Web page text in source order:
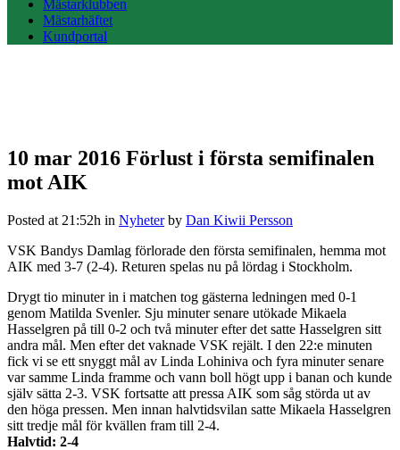
Mästarklubben
Mästarhäftet
Kundportal
10 mar 2016 Förlust i första semifinalen
mot AIK
Posted at 21:52h in Nyheter by Dan Kiwii Persson
VSK Bandys Damlag förlorade den första semifinalen, hemma mot
AIK med 3-7 (2-4). Returen spelas nu på lördag i Stockholm.
Drygt tio minuter in i matchen tog gästerna ledningen med 0-1
genom Matilda Svenler. Sju minuter senare utökade Mikaela
Hasselgren på till 0-2 och två minuter efter det satte Hasselgren sitt
andra mål. Men efter det vaknade VSK rejält. I den 22:e minuten
fick vi se ett snyggt mål av Linda Lohiniva och fyra minuter senare
var samme Linda framme och vann boll högt upp i banan och kunde
själv sätta 2-3. VSK fortsatte att pressa AIK som såg störda ut av
den höga pressen. Men innan halvtidsvilan satte Mikaela Hasselgren
sitt tredje mål för kvällen fram till 2-4.
Halvtid: 2-4